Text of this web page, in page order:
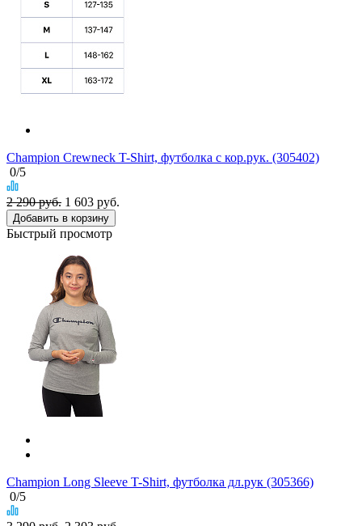
Champion Crewneck T-Shirt, футболка с кор.рук. (305402)
0/5
2 290 руб. 1 603 руб.
Добавить в корзину
Быстрый просмотр
Champion Long Sleeve T-Shirt, футболка дл.рук (305366)
0/5